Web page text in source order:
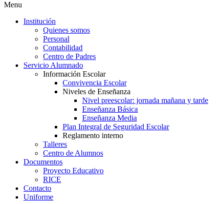
Menu
Institución
Quienes somos
Personal
Contabilidad
Centro de Padres
Servicio Alumnado
Información Escolar
Convivencia Escolar
Niveles de Enseñanza
Nivel preescolar: jornada mañana y tarde
Enseñanza Básica
Enseñanza Media
Plan Integral de Seguridad Escolar
Reglamento interno
Talleres
Centro de Alumnos
Documentos
Proyecto Educativo
RICE
Contacto
Uniforme